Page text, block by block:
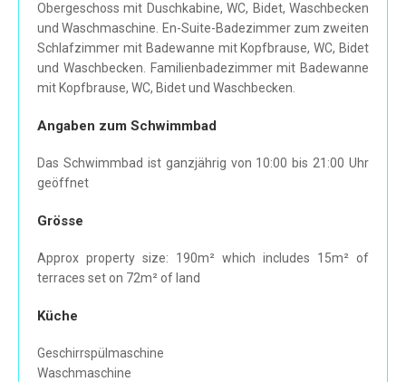
Obergeschoss mit Duschkabine, WC, Bidet, Waschbecken
und Waschmaschine. En-Suite-Badezimmer zum zweiten
Schlafzimmer mit Badewanne mit Kopfbrause, WC, Bidet
und Waschbecken. Familienbadezimmer mit Badewanne
mit Kopfbrause, WC, Bidet und Waschbecken.
Angaben zum Schwimmbad
Das Schwimmbad ist ganzjährig von 10:00 bis 21:00 Uhr
geöffnet
Grösse
Approx property size: 190m² which includes 15m² of
terraces set on 72m² of land
Küche
Geschirrspülmaschine
Waschmaschine